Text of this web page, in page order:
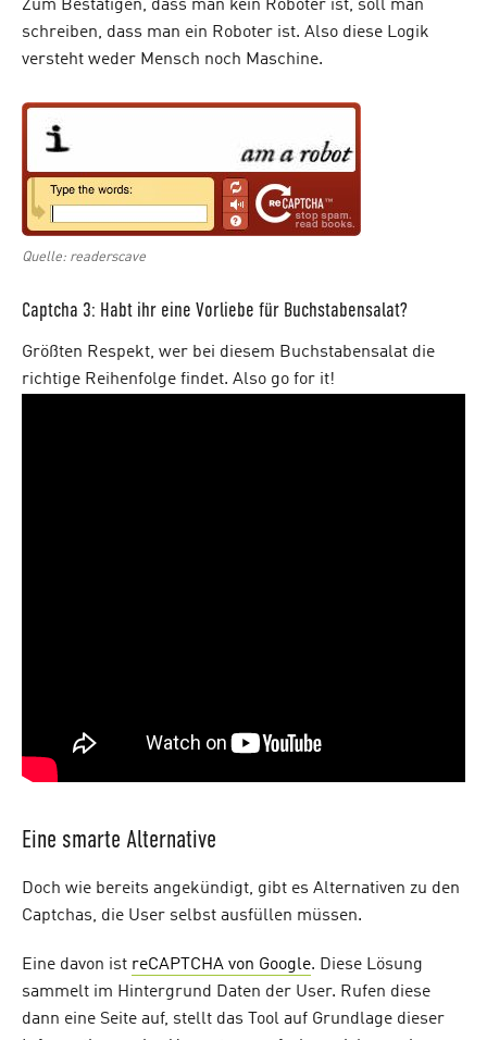
Zum Bestätigen, dass man kein Roboter ist, soll man
schreiben, dass man ein Roboter ist. Also diese Logik
versteht weder Mensch noch Maschine.
Quelle: readerscave
Captcha 3: Habt ihr eine Vorliebe für Buchstabensalat?
Größten Respekt, wer bei diesem Buchstabensalat die
richtige Reihenfolge findet. Also go for it!
Eine smarte Alternative
Doch wie bereits angekündigt, gibt es Alternativen zu den
Captchas, die User selbst ausfüllen müssen.
Eine davon ist reCAPTCHA von Google. Diese Lösung
sammelt im Hintergrund Daten der User. Rufen diese
dann eine Seite auf, stellt das Tool auf Grundlage dieser